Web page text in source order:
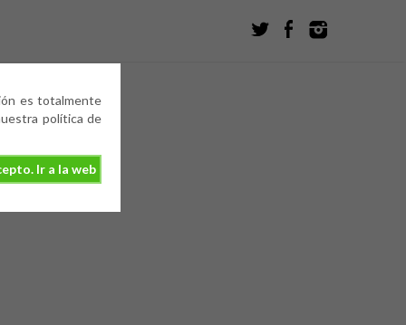
es totalmente
política de
Ir a la web